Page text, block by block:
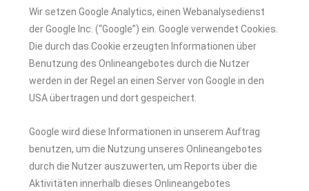
Wir setzen Google Analytics, einen Webanalysedienst
der Google Inc. (“Google”) ein. Google verwendet Cookies.
Die durch das Cookie erzeugten Informationen über
Benutzung des Onlineangebotes durch die Nutzer
werden in der Regel an einen Server von Google in den
USA übertragen und dort gespeichert.
Google wird diese Informationen in unserem Auftrag
benutzen, um die Nutzung unseres Onlineangebotes
durch die Nutzer auszuwerten, um Reports über die
Aktivitäten innerhalb dieses Onlineangebotes